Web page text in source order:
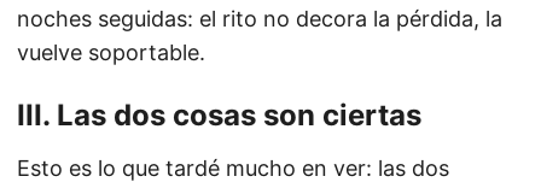
noches seguidas: el rito no decora la pérdida, la
vuelve soportable.
III. Las dos cosas son ciertas
Esto es lo que tardé mucho en ver: las dos